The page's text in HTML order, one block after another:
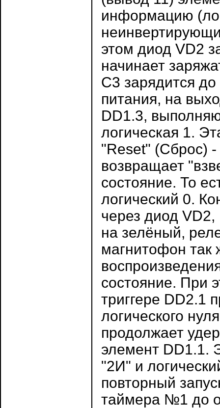
информацию
этом диод VD2
начинает
С3 зарядится
питания, на
DD1.3,
логическая 1.
"Reset" (Сброс) -
возвращает
состояние. То
логический 0.
через диод
на зелёный,
магнитофон так
состояние. При
триггере DD2.1
логического
продолжает
элемент DD1.1.
"2И" и
повторный
таймера №1 до